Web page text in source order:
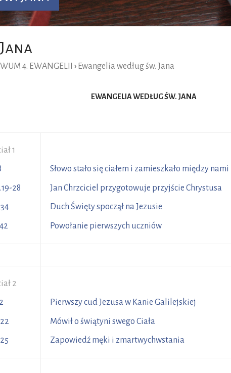
4. EWANGELII › Ewangelia według św. Jana
EWANGELIA WEDŁUG ŚW. JANA
1
18
28
34
42
Słowo stało się ciałem i zamieszkało między nami
Jan Chrzciciel przygotowuje przyjście Chrystusa
Duch Święty spoczął na Jezusie
Powołanie pierwszych uczniów
2
12
22
25
Pierwszy cud Jezusa w Kanie Galilejskiej
Mówił o świątyni swego Ciała
Zapowiedź męki i zmartwychwstania